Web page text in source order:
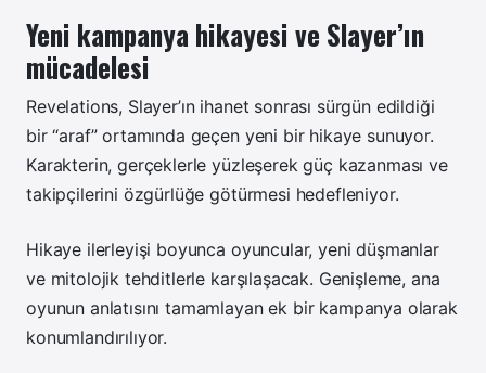
Yeni kampanya hikayesi ve Slayer’ın
mücadelesi
Revelations, Slayer’ın ihanet sonrası sürgün edildiği
bir “araf” ortamında geçen yeni bir hikaye sunuyor.
Karakterin, gerçeklerle yüzleşerek güç kazanması ve
takipçilerini özgürlüğe götürmesi hedefleniyor.
Hikaye ilerleyişi boyunca oyuncular, yeni düşmanlar
ve mitolojik tehditlerle karşılaşacak. Genişleme, ana
oyunun anlatısını tamamlayan ek bir kampanya olarak
konumlandırılıyor.